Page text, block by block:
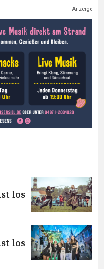
Anzeige
los
los